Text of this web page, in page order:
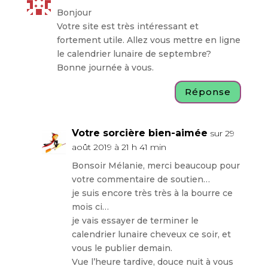
Bonjour
Votre site est très intéressant et
fortement utile. Allez vous mettre en ligne
le calendrier lunaire de septembre?
Bonne journée à vous.
Réponse
Votre sorcière bien-aimée sur 29
août 2019 à 21 h 41 min
Bonsoir Mélanie, merci beaucoup pour
votre commentaire de soutien…
je suis encore très très à la bourre ce
mois ci…
je vais essayer de terminer le
calendrier lunaire cheveux ce soir, et
vous le publier demain.
Vue l’heure tardive, douce nuit à vous